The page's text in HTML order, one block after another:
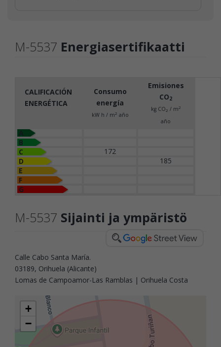
M-5537 Energiasertifikaatti
CALIFICACIÓN
ENERGÉTICA
Consumo
energía
kW h / m2 año
Emisiones
CO2
kg CO2 / m2
año
B
C
172
D
185
E
F
G
M-5537 Sijainti ja ympäristö
Calle Cabo Santa María.
03189, Orihuela (Alicante)
Lomas de Campoamor-Las Ramblas | Orihuela Costa
+
−